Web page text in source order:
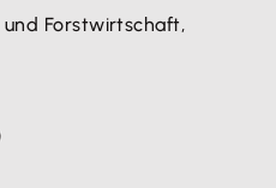
Forstwirtschaft,